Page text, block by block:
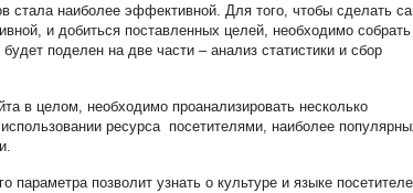
стала наиболее эффективной. Для того, чтобы сделать
и добиться поставленных целей, необходимо собрать
поделен на две части – анализ статистики и сбор
в целом, необходимо проанализировать несколько
ресурса посетителями, наиболее
параметра позволит узнать о культуре и языке